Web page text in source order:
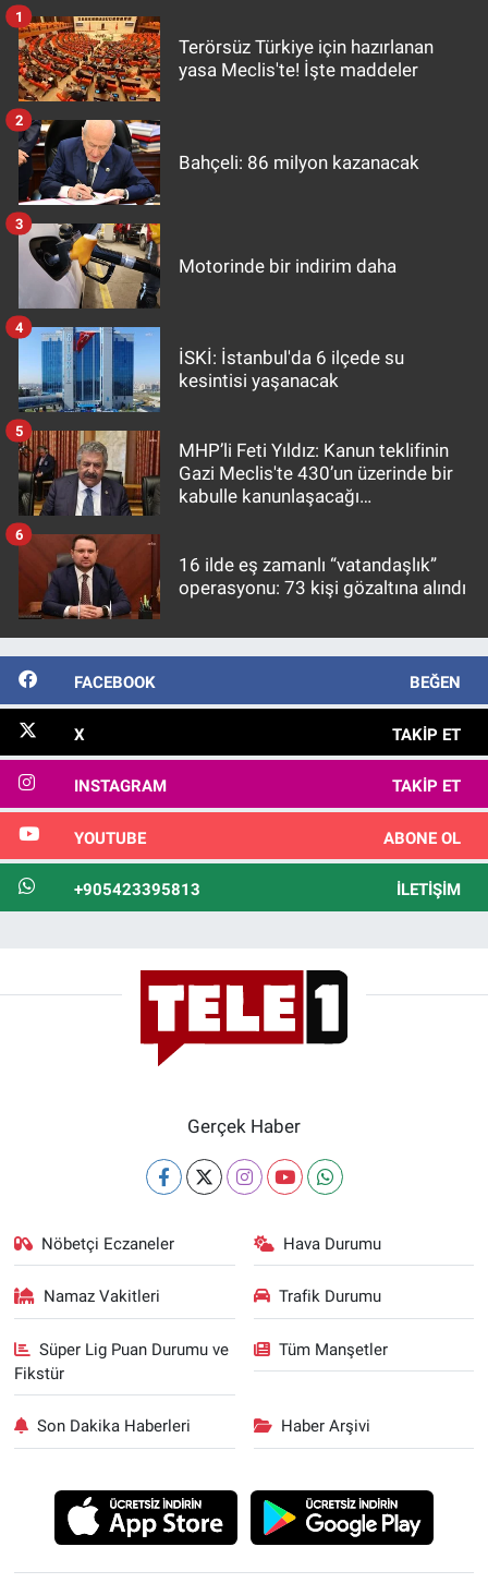
Terörsüz Türkiye için hazırlanan
yasa Meclis'te! İşte maddeler
1
Bahçeli: 86 milyon kazanacak
2
Motorinde bir indirim daha
3
İSKİ: İstanbul'da 6 ilçede su
kesintisi yaşanacak
4
MHP’li Feti Yıldız: Kanun teklifinin
Gazi Meclis'te 430’un üzerinde bir
kabulle kanunlaşacağı
5
16 ilde eş zamanlı “vatandaşlık”
operasyonu: 73 kişi gözaltına alındı
6
FACEBOOK BEĞEN
X TAKIP ET
INSTAGRAM TAKIP ET
YOUTUBE ABONE OL
+905423395813 İLETIŞIM
Gerçek Haber
Nöbetçi Eczaneler Hava Durumu
Namaz Vakitleri Trafik Durumu
Süper Lig Puan Durumu ve
Fikstür
Tüm Manşetler
Son Dakika Haberleri Haber Arşivi